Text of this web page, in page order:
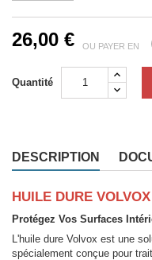
26,00 € OU PAYER EN
Quantité
DESCRIPTION
HUILE DURE VOLVOX
Protégez Vos Surfaces
L'huile dure Volvox est une
spécialement conçue pour